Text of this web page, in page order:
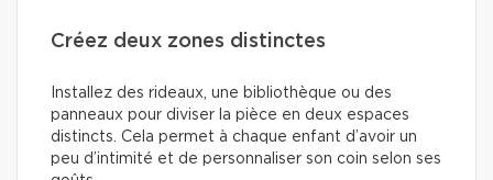
Créez deux zones distinctes
Installez des rideaux, une bibliothèque ou des
panneaux pour diviser la pièce en deux espaces
distincts. Cela permet à chaque enfant d’avoir un
peu d’intimité et de personnaliser son coin selon ses